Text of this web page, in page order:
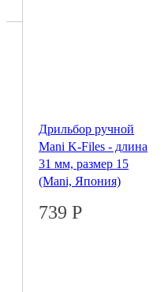
Дрильбор ручной
Mani K-Files - длина
31 мм, размер 15
(Mani, Япония)
739 Р